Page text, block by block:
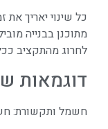
כל שינוי יאריך
מתוכנן בבנייה
לחרוג מהתקציב
דוגמאות
חשמל ותקשורת: